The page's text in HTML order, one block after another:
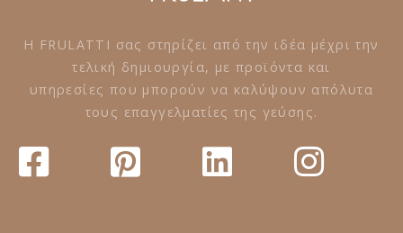
Η FRULATTI σας στηρίζει από την ιδέα μέχρι την
τελική δημιουργία, με προϊόντα και
υπηρεσίες που μπορούν να καλύψουν απόλυτα
τους επαγγελματίες της γεύσης.